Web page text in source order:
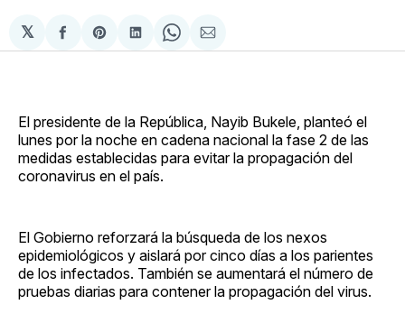
𝕏
Compartir
en
Share
on
Compartir
en
Share
on
Compartir
via
El presidente de la República, Nayib Bukele, planteó el
lunes por la noche en cadena nacional la fase 2 de las
medidas establecidas para evitar la propagación del
coronavirus en el país.
El Gobierno reforzará la búsqueda de los nexos
epidemiológicos y aislará por cinco días a los parientes
de los infectados. También se aumentará el número de
pruebas diarias para contener la propagación del virus.